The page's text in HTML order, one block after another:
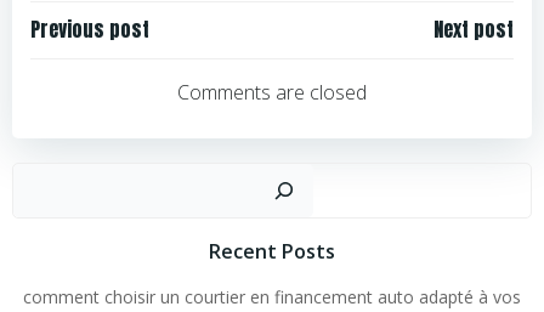
Navigation
Previous post
l’article
Next post
Comments are closed
Rechercher
Recent Posts
comment choisir un courtier en financement auto adapté à vos